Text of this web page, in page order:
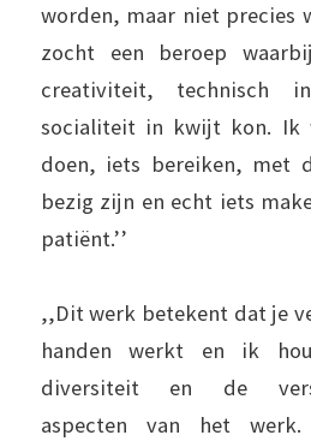
worden, maar niet precies
zocht een beroep
creativiteit, technisch
socialiteit in kwijt kon. Ik
doen, iets bereiken, met
bezig zijn en echt iets
patiënt.’’
,,Dit werk betekent dat je
handen werkt en ik
diversiteit en de
aspecten van het